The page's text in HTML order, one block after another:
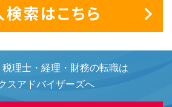
理士・経理・財務の転職は
スアドバイザーズへ